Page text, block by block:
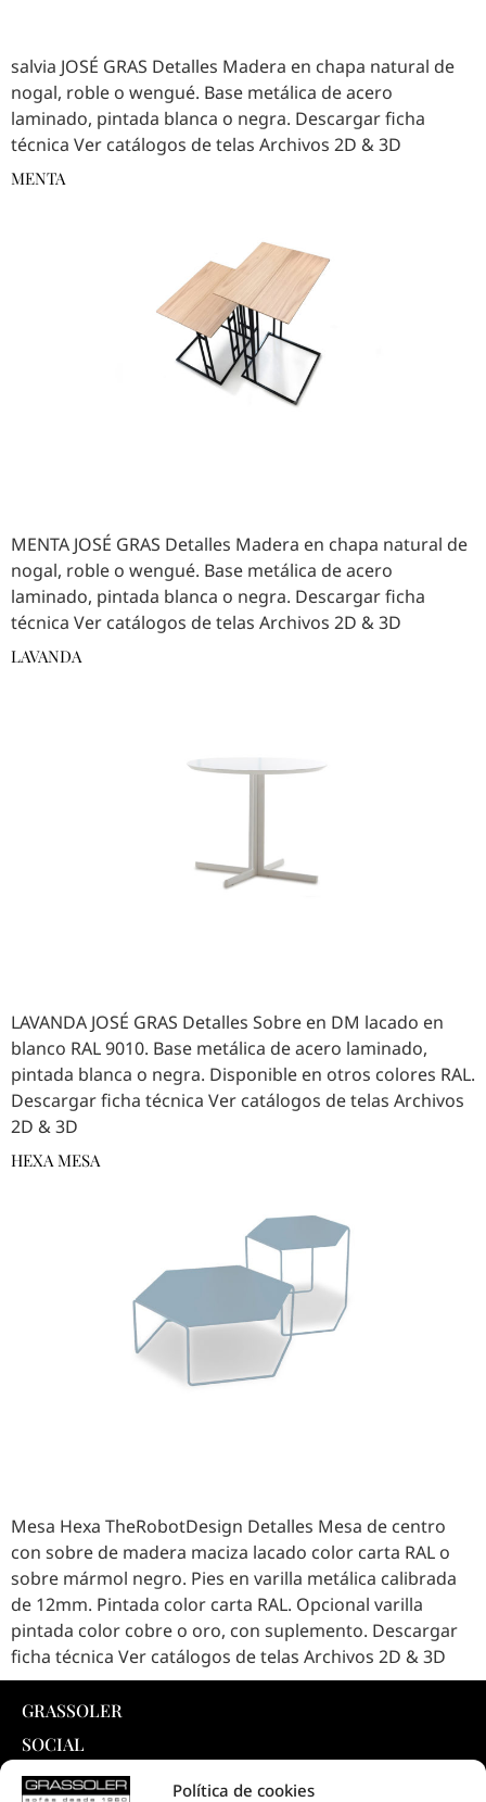
Política de cookies
salvia JOSÉ GRAS Detalles Madera en chapa natural de
nogal, roble o wengué. Base metálica de acero
laminado, pintada blanca o negra. Descargar ficha
técnica Ver catálogos de telas Archivos 2D & 3D
MENTA
MENTA JOSÉ GRAS Detalles Madera en chapa natural de
nogal, roble o wengué. Base metálica de acero
laminado, pintada blanca o negra. Descargar ficha
técnica Ver catálogos de telas Archivos 2D & 3D
LAVANDA
LAVANDA JOSÉ GRAS Detalles Sobre en DM lacado en
blanco RAL 9010. Base metálica de acero laminado,
pintada blanca o negra. Disponible en otros colores RAL.
Descargar ficha técnica Ver catálogos de telas Archivos
2D & 3D
HEXA MESA
Mesa Hexa TheRobotDesign Detalles Mesa de centro
con sobre de madera maciza lacado color carta RAL o
sobre mármol negro. Pies en varilla metálica calibrada
de 12mm. Pintada color carta RAL. Opcional varilla
pintada color cobre o oro, con suplemento. Descargar
ficha técnica Ver catálogos de telas Archivos 2D & 3D
GRASSOLER
SOCIAL
INTELLIGENT SYSTEM ®